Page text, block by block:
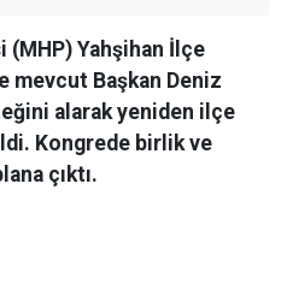
Yahşihan İlçe
mevcut Başkan Deniz
alarak yeniden ilçe
Kongrede birlik ve
çıktı.